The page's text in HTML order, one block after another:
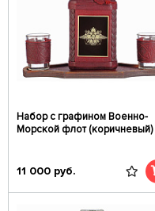
Набор с графином Военно-
Морской флот (коричневый)
11 000 руб.